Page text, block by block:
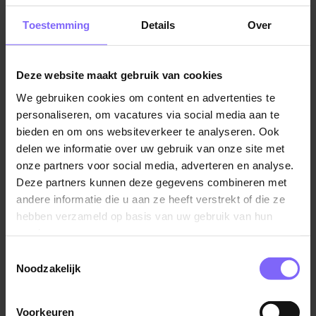
Toestemming Details Over
Deze website maakt gebruik van cookies
We gebruiken cookies om content en advertenties te
personaliseren, om vacatures via social media aan te
bieden en om ons websiteverkeer te analyseren. Ook
delen we informatie over uw gebruik van onze site met
onze partners voor social media, adverteren en analyse.
Deze partners kunnen deze gegevens combineren met
andere informatie die u aan ze heeft verstrekt of die ze
hebben verzameld op basis van uw gebruik van hun
Noodzakelijk
Voorkeuren
jouw ambities ervaren en bespreken op welke wijze
We hopen je namelijk voor de lange termijn bij Boels
te mogen verwelkomen!
Wil jij graag impact leveren aan de afdeling en houd jij
van samenwerken met andere afdelingen zoals
Financial Control en Business Control? Dan komen
we graag met jou in contact!
Medewerker in Limburg
Vergelijkbare vacatures
Gevorderd assistent accountant
Baat accountants & adviseurs
Maastricht
Sittard 2+
Beginnend Assistent Accountant